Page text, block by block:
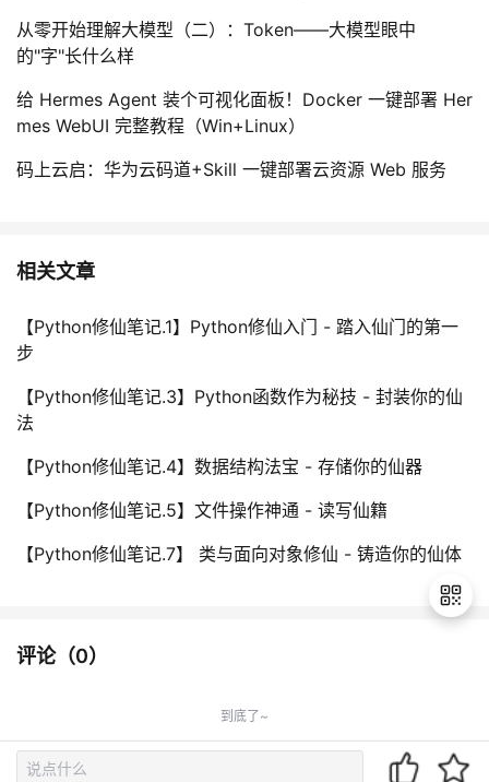
从零开始理解大模型（二）：Token——大模型眼中
的"字"长什么样
给 Hermes Agent 装个可视化面板！Docker 一键部署 Her
mes WebUI 完整教程（Win+Linux）
码上云启：华为云码道+Skill 一键部署云资源 Web 服务
相关文章
【Python修仙笔记.1】Python修仙入门 - 踏入仙门的第一
步
【Python修仙笔记.3】Python函数作为秘技 - 封装你的仙
法
【Python修仙笔记.4】数据结构法宝 - 存储你的仙器
【Python修仙笔记.5】文件操作神通 - 读写仙籍
【Python修仙笔记.7】 类与面向对象修仙 - 铸造你的仙体
评论（0）
到底了~